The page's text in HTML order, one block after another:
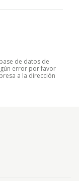
de datos de
error por favor
a la dirección